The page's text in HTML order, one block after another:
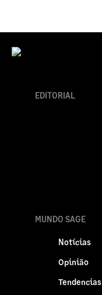
EDITORIAL
MUNDO SAGE
Notícias
Opinião
Tendencias